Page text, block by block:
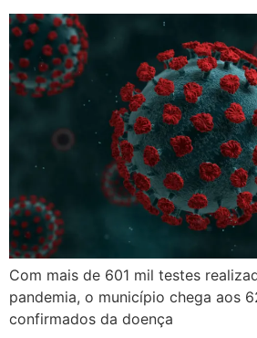
Com mais de 601 mil testes
pandemia, o município chega aos
confirmados da doença